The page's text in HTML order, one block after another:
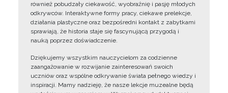
również pobudzały ciekawość, wyobraźnię i pasję młodych
odkrywców. Interaktywne formy pracy, ciekawe prelekcje,
działania plastyczne oraz bezpośredni kontakt z zabytkami
sprawiają, że historia staje się fascynującą przygodą i
nauką poprzez doświadczenie.
Dziękujemy wszystkim nauczycielom za codzienne
zaangażowanie w rozwijanie zainteresowań swoich
uczniów oraz wspólne odkrywanie świata pełnego wiedzy i
inspiracji. Mamy nadzieję, że nasze lekcje muzealne będą